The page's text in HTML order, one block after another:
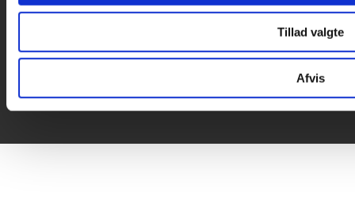
Tillad valgte
Afvis